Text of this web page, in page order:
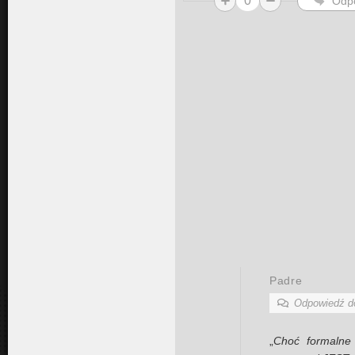
Padre
Odpowiedź
Choć